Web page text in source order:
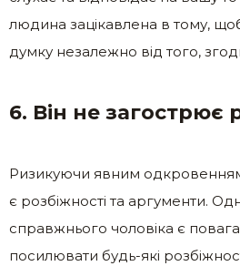
людина зацікавлена ​​в тому,
думку незалежно від того,
6. Він не загострює
Ризикуючи явним
є розбіжності та аргументи.
справжнього чоловіка є
посилювати будь-які